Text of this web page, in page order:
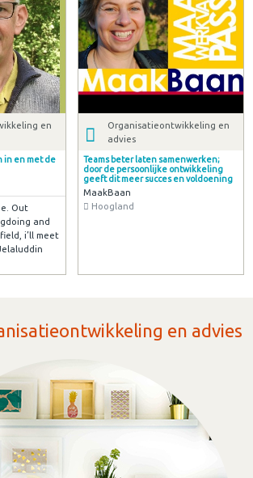
en
in en met de
Out
and
i’ll meet
Organisatieontwikkeling en
advies
Teams beter laten samenwerken;
door de persoonlijke ontwikkeling
geeft dit meer succes en voldoening
MaakBaan
Hoogland
en advies